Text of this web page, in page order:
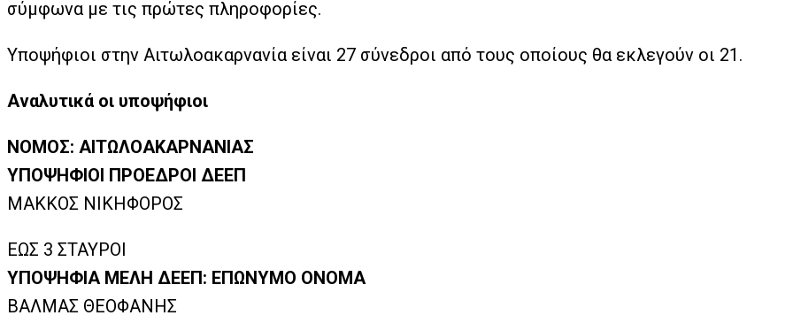
σύμφωνα με τις πρώτες πληροφορίες.
Υποψήφιοι στην Αιτωλοακαρνανία είναι 27 σύνεδροι από τους οποίους θα εκλεγούν οι 21.
Αναλυτικά οι υποψήφιοι
ΝΟΜΟΣ: ΑΙΤΩΛΟΑΚΑΡΝΑΝΙΑΣ
ΥΠΟΨΗΦΙΟΙ ΠΡΟΕΔΡΟΙ ΔΕΕΠ
ΜΑΚΚΟΣ ΝΙΚΗΦΟΡΟΣ
ΕΩΣ 3 ΣΤΑΥΡΟΙ
ΥΠΟΨΗΦΙΑ ΜΕΛΗ ΔΕΕΠ: ΕΠΩΝΥΜΟ ΟΝΟΜΑ
ΒΑΛΜΑΣ ΘΕΟΦΑΝΗΣ